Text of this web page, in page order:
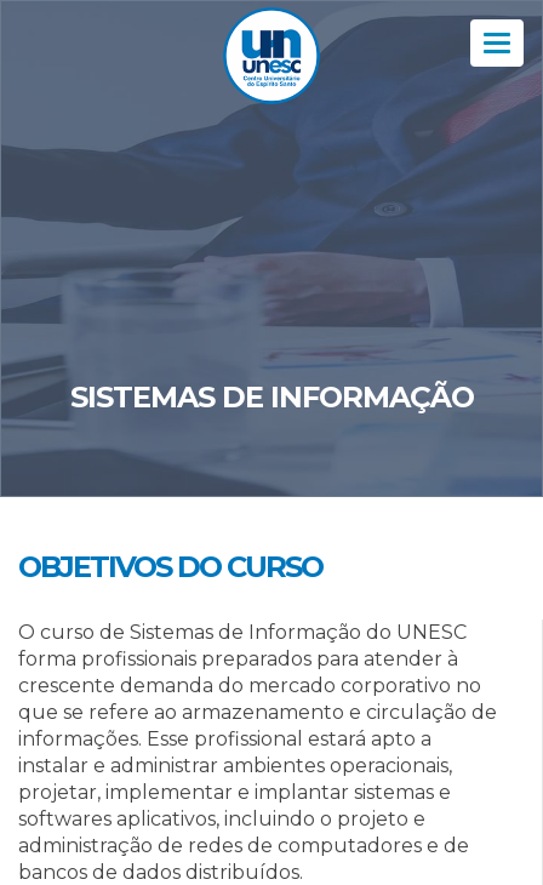
SISTEMAS DE INFORMAÇÃO
OBJETIVOS DO CURSO
O curso de Sistemas de Informação do UNESC
forma profissionais preparados para atender à
crescente demanda do mercado corporativo no
que se refere ao armazenamento e circulação de
informações. Esse profissional estará apto a
instalar e administrar ambientes operacionais,
projetar, implementar e implantar sistemas e
softwares aplicativos, incluindo o projeto e
administração de redes de computadores e de
bancos de dados distribuídos.